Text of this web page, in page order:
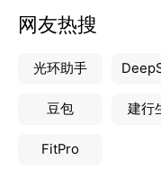
网友热搜
光环助手
豆包 建行
FitPro